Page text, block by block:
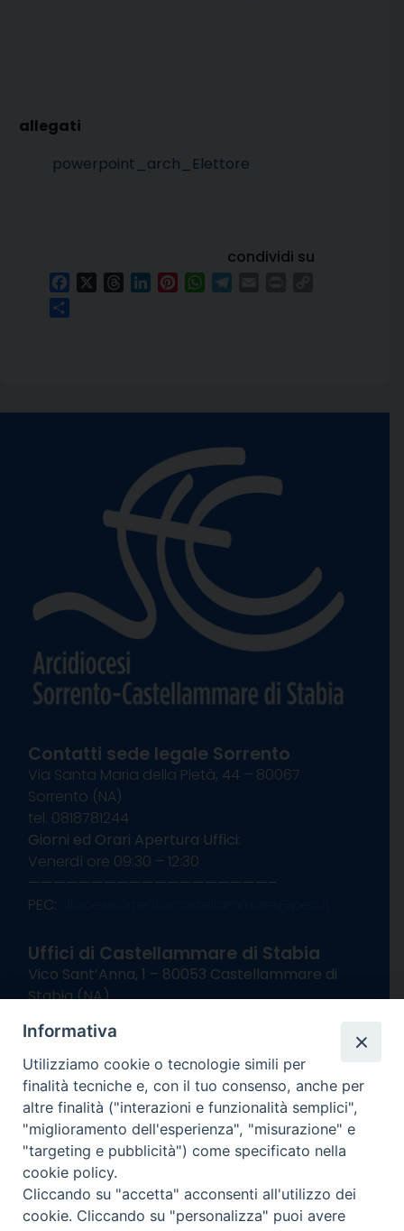
powerpoint_arch_Elettore
condividi su
FacebookThreadsLinkedInPinterestWhatsApp
Contatti sede legale Sorrento
Via Santa Maria della Pietà, 44 – 80067
Sorrento (NA)
tel. 0818781244
Giorni ed Orari Apertura Uffici:
Venerdì ore 09:30 – 12:30
———————————————————–
PEC:
Uffici di Castellammare di Stabia
Vico Sant’Anna, 1 – 80053 Castellammare di
Stabia (NA)
Giorni ed Orari Apertura Uffici:
Lunedì e Mercoledì ore 09:00 – 13:00
Uffici Matrimoni:
Lunedì e Mercoledì ore 09:30 – 12:30
seguici su
Channel
Informativa
Utilizziamo cookie o tecnologie simili per
finalità tecniche e, con il tuo consenso, anche per
altre finalità ("interazioni e funzionalità semplici",
"miglioramento dell'esperienza", "misurazione" e
"targeting e pubblicità") come specificato nella
cookie policy.
Cliccando su "accetta" acconsenti all'utilizzo dei
cookie. Cliccando su "personalizza" puoi avere